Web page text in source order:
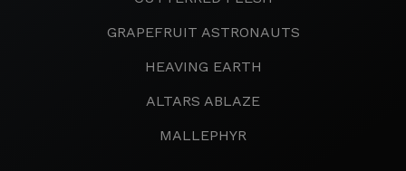
GRAPEFRUIT ASTRONAUTS
HEAVING EARTH
ALTARS ABLAZE
MALLEPHYR